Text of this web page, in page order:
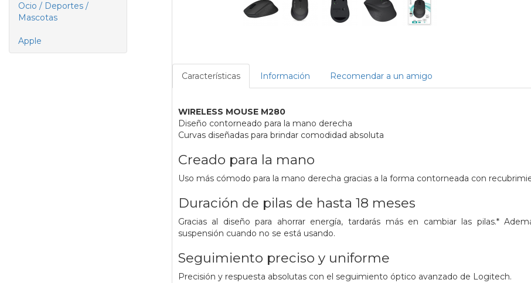
Ocio / Deportes /
Mascotas
Apple
Características Información Recomendar a un amigo
WIRELESS MOUSE M280
Diseño contorneado para la mano derecha
Curvas diseñadas para brindar comodidad absoluta
Creado para la mano
Uso más cómodo para la mano derecha gracias a la forma contorneada con
Duración de pilas de hasta 18 meses
Gracias al diseño para ahorrar energía, tardarás más en cambiar las pilas.*
suspensión cuando no se está usando.
Seguimiento preciso y uniforme
Precisión y respuesta absolutas con el seguimiento óptico avanzado de Logitech.